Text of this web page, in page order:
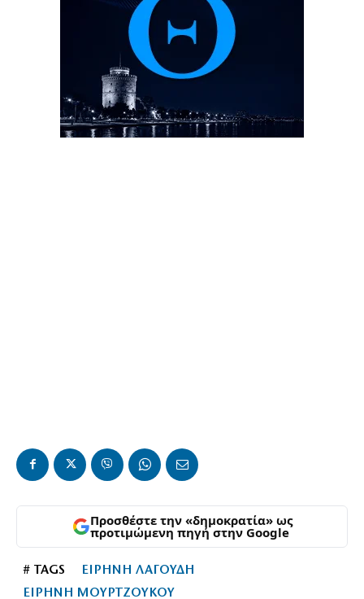
Προσθέστε την «δημοκρατία» ως
προτιμώμενη πηγή στην Google
# TAGS
ΕΙΡΗΝΗ ΛΑΓΟΥΔΗ
ΕΙΡΗΝΗ ΜΟΥΡΤΖΟΥΚΟΥ